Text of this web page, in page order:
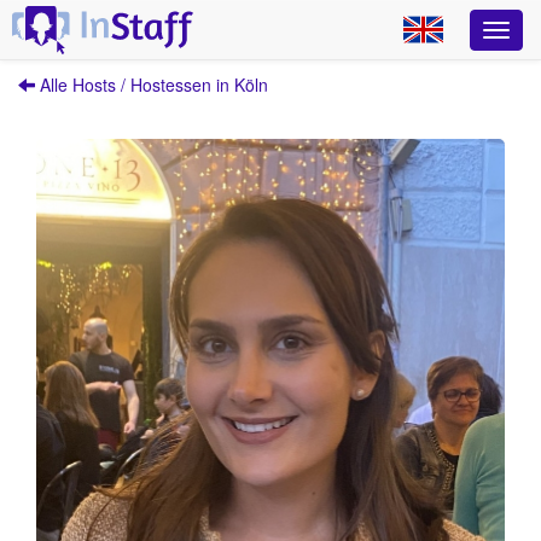
Alle Hosts / Hostessen in Köln